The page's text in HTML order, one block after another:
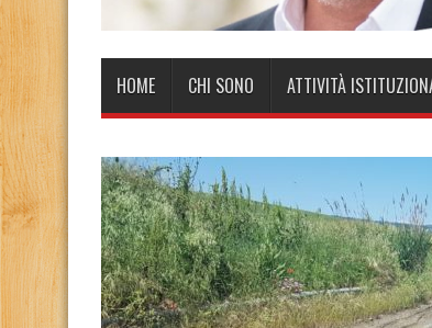
HOME CHI SONO ATTIVITÀ